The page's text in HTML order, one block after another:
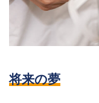
将来の夢